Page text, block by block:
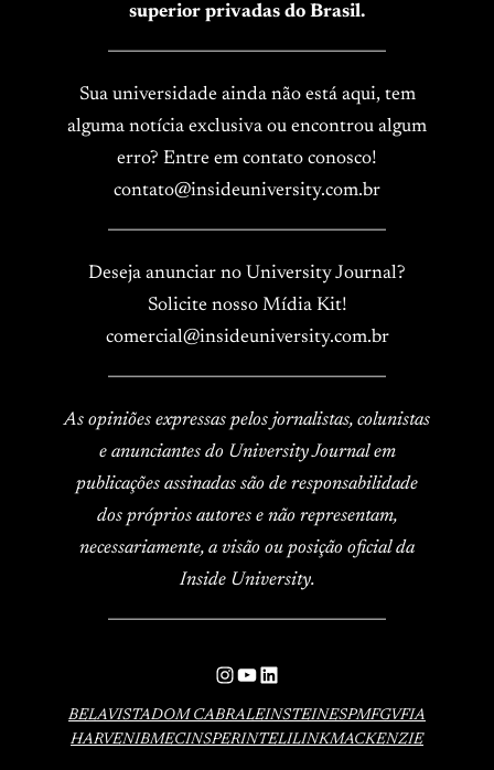
superior privadas do Brasil.
Sua universidade ainda não está aqui, tem
alguma notícia exclusiva ou encontrou algum
erro? Entre em contato conosco!
contato@insideuniversity.com.br
Deseja anunciar no University Journal?
Solicite nosso Mídia Kit!
comercial@insideuniversity.com.br
As opiniões expressas pelos jornalistas, colunistas
e anunciantes do University Journal em
publicações assinadas são de responsabilidade
dos próprios autores e não representam,
necessariamente, a visão ou posição oficial da
Inside University.
Instagram
YouTube
LinkedIn
BELAVISTADOM CABRALEINSTEINESPMFGVFIA
HARVENIBMECINSPERINTELILINKMACKENZIE